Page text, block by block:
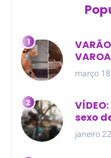
março
sexo
cima
janeiro